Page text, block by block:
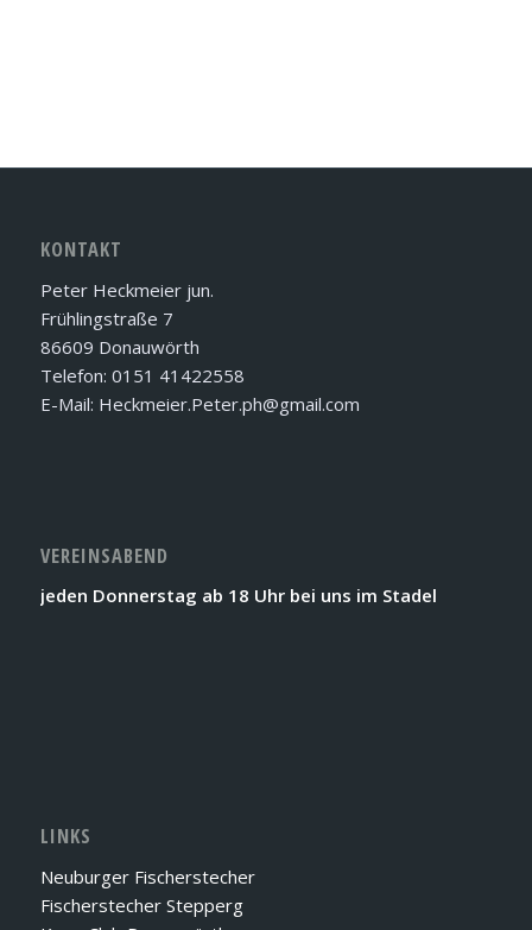
KONTAKT
Peter Heckmeier jun.
Frühlingstraße 7
86609 Donauwörth
Telefon: 0151 41422558
E-Mail: Heckmeier.Peter.ph@gmail.com
VEREINSABEND
jeden Donnerstag ab 18 Uhr bei uns im Stadel
LINKS
Neuburger Fischerstecher
Fischerstecher Stepperg